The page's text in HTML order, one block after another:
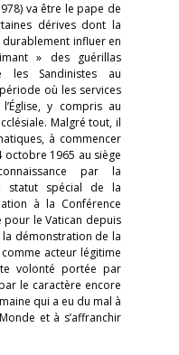
va être le pape de
dérives dont la
influer en
» des guérillas
les Sandinistes au
où les services
y compris au
Malgré tout, il
à commencer
octobre 1965 au siège
par la
statut spécial de la
à la Conférence
pour le Vatican depuis
la démonstration de la
acteur légitime
volonté portée par
le caractère encore
qui a eu du mal à
et à s’affranchir